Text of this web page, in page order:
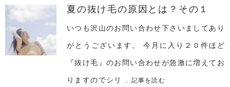
夏の抜け毛の原因とは？その１
いつも沢山のお問い合わせ下さいましてあり
がとうございます。 今月に入り２０件ほど
『抜け毛』のお問い合わせが急激に増えてお
りますのでシリ ...記事を読む